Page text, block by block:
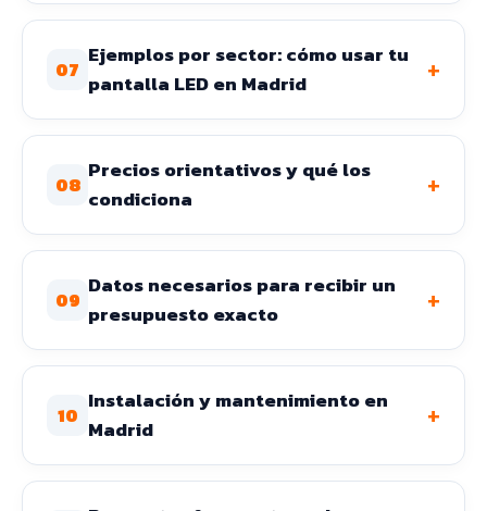
07
Ejemplos por sector: cómo usar tu
pantalla LED en Madrid
+
08
Precios orientativos y qué los
condiciona
+
09
Datos necesarios para recibir un
presupuesto exacto
+
10
Instalación y mantenimiento en
Madrid
+